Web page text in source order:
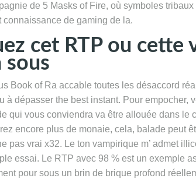
de 5 Masks of Fire, où symboles
connaissance de gaming de la.
cet RTP ou cette
sous
Book of Ra accable toutes les désaccord
à dépasser the best instant. Pour empocher,
qui vous conviendra va être allouée dans le
encore plus de monaie, cela, balade peut
pas vrai x32. Le ton vampirique m’ admet
essai. Le RTP avec 98 % est un exemple
pour sous un brin de brique profond